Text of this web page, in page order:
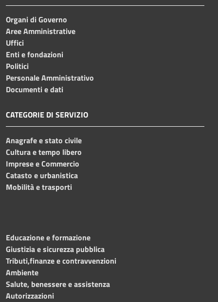
Organi di Governo
Aree Amministrative
Uffici
Enti e fondazioni
Politici
Personale Amministrativo
Documenti e dati
CATEGORIE DI SERVIZIO
Anagrafe e stato civile
Cultura e tempo libero
Imprese e Commercio
Catasto e urbanistica
Mobilità e trasporti
Educazione e formazione
Giustizia e sicurezza pubblica
Tributi,finanze e contravvenzioni
Ambiente
Salute, benessere e assistenza
Autorizzazioni